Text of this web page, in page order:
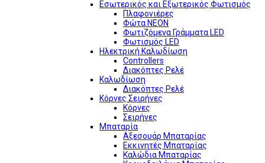
Εσωτερικός και Εξωτερικός Φωτισμός
Πλαφονιέρες
Φώτα NEON
Φωτιζόμενα Γράμματα LED
Φωτισμός LED
Ηλεκτρική Καλωδίωση
Controllers
Διακόπτες Ρελέ
Καλωδίωση
Διακόπτες Ρελέ
Κόρνες Σειρήνες
Κόρνες
Σειρήνες
Μπαταρία
Αξεσουάρ Μπαταρίας
Εκκινητές Μπαταρίας
Καλώδια Μπαταρίας